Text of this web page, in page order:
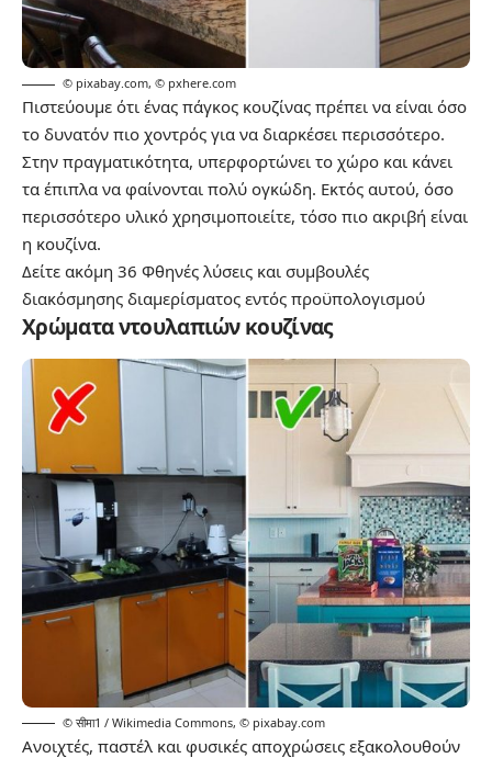
© pixabay.com, © pxhere.com
Πιστεύουμε ότι ένας πάγκος κουζίνας πρέπει να είναι όσο
το δυνατόν πιο χοντρός για να διαρκέσει περισσότερο.
Στην πραγματικότητα, υπερφορτώνει το χώρο και κάνει
τα έπιπλα να φαίνονται πολύ ογκώδη. Εκτός αυτού, όσο
περισσότερο υλικό χρησιμοποιείτε, τόσο πιο ακριβή είναι
η κουζίνα.
Δείτε ακόμη 36 Φθηνές λύσεις και συμβουλές
διακόσμησης διαμερίσματος εντός προϋπολογισμού
Χρώματα ντουλαπιών κουζίνας
© सीमा1 / Wikimedia Commons, © pixabay.com
Ανοιχτές, παστέλ και φυσικές αποχρώσεις εξακολουθούν